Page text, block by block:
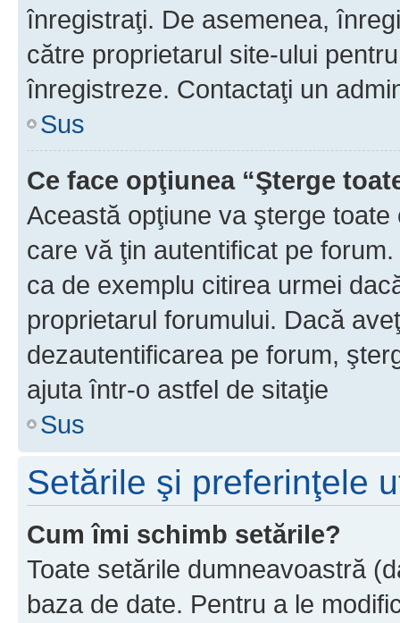
înregistraţi. De asemenea,
către proprietarul site-ului
înregistreze. Contactaţi un
Sus
Ce face opţiunea “Şterge
Această opţiune va şterge
care vă ţin autentificat pe
ca de exemplu citirea urmei
proprietarul forumului. Dacă
dezautentificarea pe forum,
ajuta într-o astfel de sitaţie
Sus
Setările şi preferinţele
Cum îmi schimb setările?
Toate setările dumneavoastră
baza de date. Pentru a le